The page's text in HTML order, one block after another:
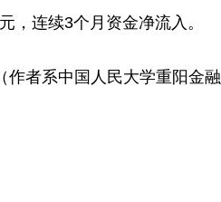
，连续3个月资金净流入。
（作者系中国人民大学重阳金